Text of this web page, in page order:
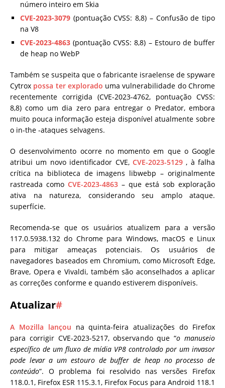
número inteiro em Skia
CVE-2023-3079 (pontuação CVSS: 8,8) – Confusão de tipo
na V8
CVE-2023-4863 (pontuação CVSS: 8,8) – Estouro de buffer
de heap no WebP
Também se suspeita que o fabricante israelense de spyware
Cytrox possa ter explorado uma vulnerabilidade do Chrome
recentemente corrigida (CVE-2023-4762, pontuação CVSS:
8,8) como um dia zero para entregar o Predator, embora
muito pouca informação esteja disponível atualmente sobre
o in-the -ataques selvagens.
O desenvolvimento ocorre no momento em que o Google
atribui um novo identificador CVE, CVE-2023-5129, à falha
crítica na biblioteca de imagens libwebp – originalmente
rastreada como CVE-2023-4863 – que está sob exploração
ativa na natureza, considerando seu amplo ataque.
superfície.
Recomenda-se que os usuários atualizem para a versão
117.0.5938.132 do Chrome para Windows, macOS e Linux
para mitigar ameaças potenciais. Os usuários de
navegadores baseados em Chromium, como Microsoft Edge,
Brave, Opera e Vivaldi, também são aconselhados a aplicar
as correções conforme e quando estiverem disponíveis.
Atualizar#
A Mozilla lançou na quinta-feira atualizações do Firefox
para corrigir CVE-2023-5217, observando que “o manuseio
específico de um fluxo de mídia VP8 controlado por um invasor
pode levar a um estouro de buffer de heap no processo de
conteúdo”. O problema foi resolvido nas versões Firefox
118.0.1, Firefox ESR 115.3.1, Firefox Focus para Android 118.1